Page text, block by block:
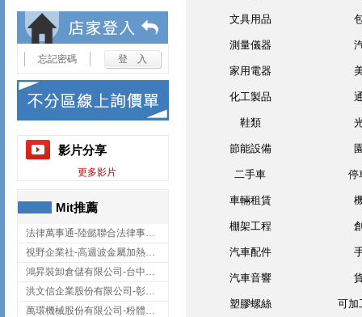
忘記密碼
影片分享
更多影片
Mit推薦
法律萬事通-陸懿聯合法律事務所
視野企業社-高週波金屬加熱設備,彰化高週波金屬加熱設備
鴻昇裝卸倉儲有限公司-台中貨櫃裝卸
洪文信企業股份有限公司-彰化鋅合金鑄造,彰化五金加工,彰化五金配件
萬環機械股份有限公司-粉體塗裝設備,輸送機,輸送機設備,台南輸送機
文具用品
測量儀器
家用電器
化工製品
鞋類
節能設備
二手車 停
車輛租賃
棚架工程
汽車配件
汽車音響
塑膠螺絲 可加